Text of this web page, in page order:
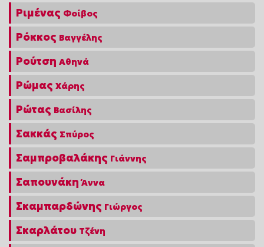
Ριμένας Φοίβος
Ρόκκος Βαγγέλης
Ρούτση Αθηνά
Ρώμας Χάρης
Ρώτας Βασίλης
Σακκάς Σπύρος
Σαμπροβαλάκης Γιάννης
Σαπουνάκη Άννα
Σκαμπαρδώνης Γιώργος
Σκαρλάτου Τζένη